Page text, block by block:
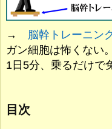
→ 脳幹トレーニン
ガン細胞は怖くない。
1日5分、乗るだけで
目次